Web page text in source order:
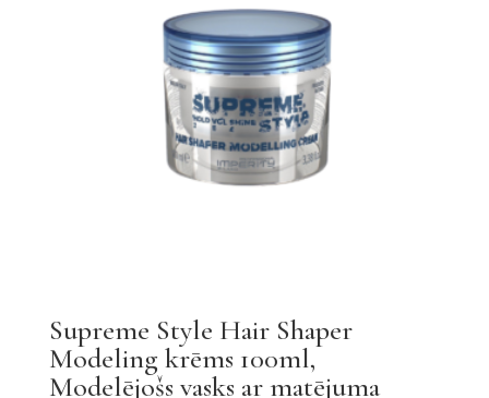
Supreme Style Hair Shaper
Modeling krēms 100ml,
Modelējošs vasks ar matējuma